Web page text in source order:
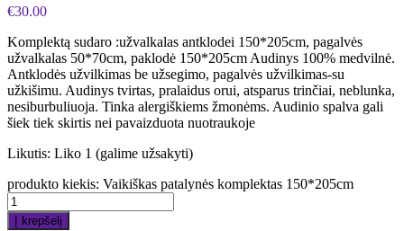
€30.00
Komplektą sudaro :užvalkalas antklodei 150*205cm, pagalvės
užvalkalas 50*70cm, paklodė 150*205cm Audinys 100% medvilnė.
Antklodės užvilkimas be užsegimo, pagalvės užvilkimas-su
užkišimu. Audinys tvirtas, pralaidus orui, atsparus trinčiai, neblunka,
nesiburbuliuoja. Tinka alergiškiems žmonėms. Audinio spalva gali
šiek tiek skirtis nei pavaizduota nuotraukoje
Likutis: Liko 1 (galime užsakyti)
produkto kiekis: Vaikiškas patalynės komplektas 150*205cm
Į krepšelį